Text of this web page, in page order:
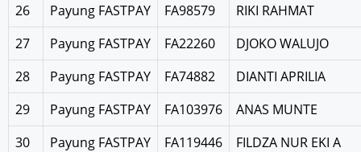
26
Payung FASTPAY FA98579
RIKI RAHMAT
27
Payung FASTPAY FA22260
DJOKO WALUJO
28
Payung FASTPAY FA74882
DIANTI APRILIA
29
Payung FASTPAY FA103976
ANAS MUNTE
30
Payung FASTPAY FA119446 FILDZA NUR EKI A